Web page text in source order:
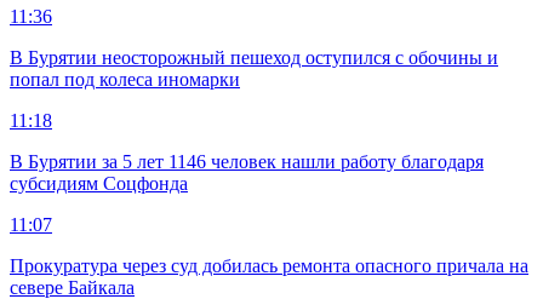
11:36
В Бурятии неосторожный пешеход оступился с обочины и
попал под колеса иномарки
11:18
В Бурятии за 5 лет 1146 человек нашли работу благодаря
субсидиям Соцфонда
11:07
Прокуратура через суд добилась ремонта опасного причала на
севере Байкала